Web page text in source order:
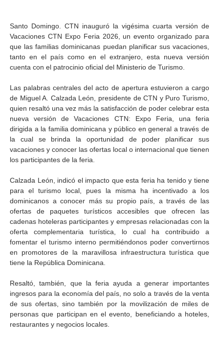
Santo Domingo. CTN inauguró la vigésima cuarta versión de
Vacaciones CTN Expo Feria 2026, un evento organizado para
que las familias dominicanas puedan planificar sus vacaciones,
tanto en el país como en el extranjero, esta nueva versión
cuenta con el patrocinio oficial del Ministerio de Turismo.
Las palabras centrales del acto de apertura estuvieron a cargo
de Miguel A. Calzada León, presidente de CTN y Puro Turismo,
quien resaltó una vez más la satisfacción de poder celebrar esta
nueva versión de Vacaciones CTN: Expo Feria, una feria
dirigida a la familia dominicana y público en general a través de
la cual se brinda la oportunidad de poder planificar sus
vacaciones y conocer las ofertas local o internacional que tienen
los participantes de la feria.
Calzada León, indicó el impacto que esta feria ha tenido y tiene
para el turismo local, pues la misma ha incentivado a los
dominicanos a conocer más su propio país, a través de las
ofertas de paquetes turísticos accesibles que ofrecen las
cadenas hoteleras participantes y empresas relacionadas con la
oferta complementaria turística, lo cual ha contribuido a
fomentar el turismo interno permitiéndonos poder convertirnos
en promotores de la maravillosa infraestructura turística que
tiene la República Dominicana.
Resaltó, también, que la feria ayuda a generar importantes
ingresos para la economía del país, no solo a través de la venta
de sus ofertas, sino también por la movilización de miles de
personas que participan en el evento, beneficiando a hoteles,
restaurantes y negocios locales.